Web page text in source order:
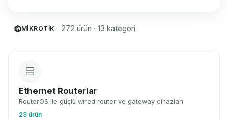
MIKROTIK 272 ürün · 13 kategori
Ethernet Routerlar
RouterOS ile güçlü wired router ve gateway cihazları
23 ürün